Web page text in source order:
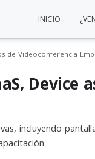
INICIO
de Videoconferencia
Device
incluyendo